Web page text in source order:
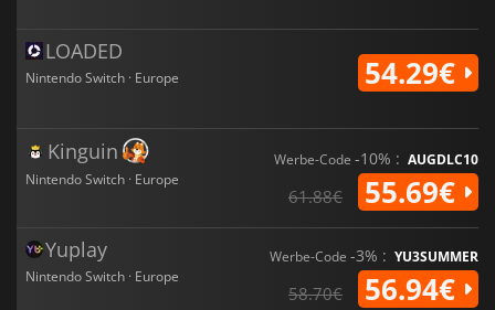
LOADED
Nintendo Switch · Europe 54.29€
Kinguin
Nintendo Switch · Europe
Werbe-Code -10% : AUGDLC10
61.88€ 55.69€
Yuplay
Nintendo Switch · Europe
Werbe-Code -3% : YU3SUMMER
58.70€ 56.94€